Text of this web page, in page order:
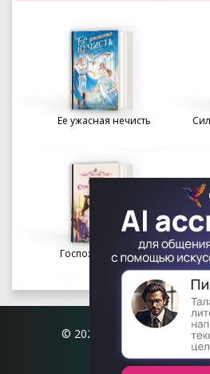
Ее ужасная нечисть
Госпожа портниха
© 2026 Книгофил.орг |